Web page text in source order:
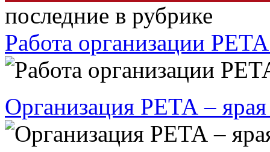
последние в рубрике
Работа организации
Организация РЕТА –